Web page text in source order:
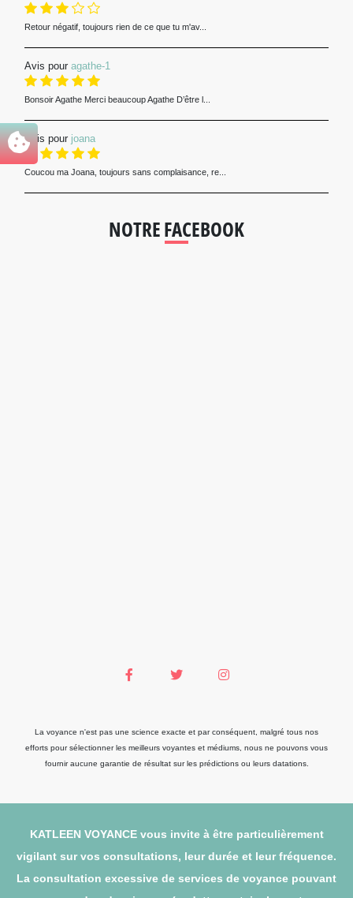
Retour négatif, toujours rien de ce que tu m'av...
Avis pour agathe-1
Bonsoir Agathe Merci beaucoup Agathe D’être l...
Avis pour joana
Coucou ma Joana, toujours sans complaisance, re...
NOTRE FACEBOOK
La voyance n'est pas une science exacte et par conséquent, malgré tous nos
efforts pour sélectionner les meilleurs voyantes et médiums, nous ne pouvons vous
fournir aucune garantie de résultat sur les prédictions ou leurs datations.
KATLEEN VOYANCE vous invite à être particulièrement
vigilant sur vos consultations, leur durée et leur fréquence.
La consultation excessive de services de voyance pouvant